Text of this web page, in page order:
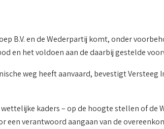
B.V. en de Wederpartij komt, onder
en het voldoen aan de daarbij gestelde
weg heeft aanvaard, bevestigt
wettelijke kaders – op de hoogte stellen of
een verantwoord aangaan van de